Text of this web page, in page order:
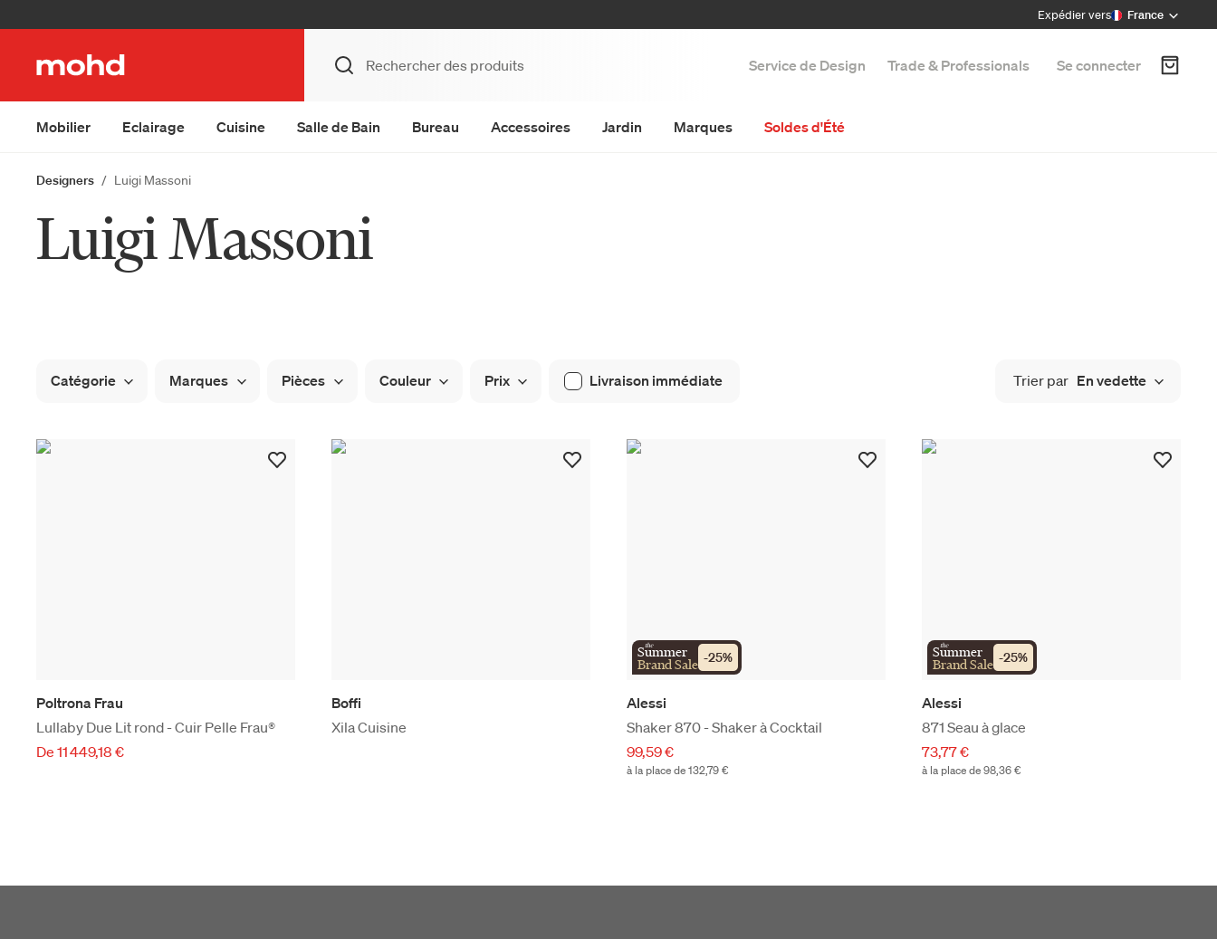
Expédier vers France
Service de Design Trade & Professionals Se connecter
Mobilier Eclairage Cuisine Salle de Bain Bureau Accessoires Jardin Marques Soldes d'Été
Designers Luigi Massoni
Luigi Massoni
Catégorie Marques Pièces Couleur Prix Livraison immédiate Trier par En vedette
Poltrona Frau
Lullaby Due Lit rond - Cuir Pelle Frau®
De 11 449,18 €
Boffi
Xila Cuisine
the
Summer
Brand Sale -25%
Alessi
Shaker 870 - Shaker à Cocktail
99,59 €
à la place de 132,79 €
the
Summer
Brand Sale -25%
Alessi
871 Seau à glace
73,77 €
à la place de 98,36 €